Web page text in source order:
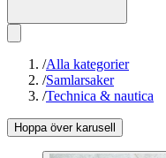
/Alla kategorier
/Samlarsaker
/Technica & nautica
Hoppa över karusell